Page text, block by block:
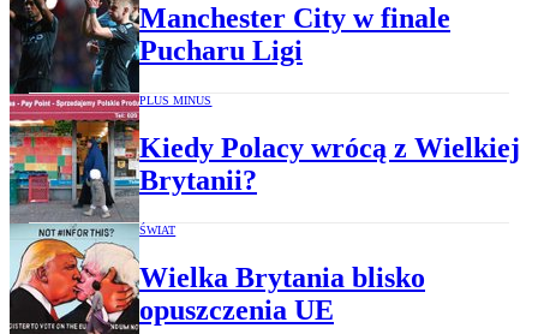
Manchester City w finale
Pucharu Ligi
PLUS MINUS
Kiedy Polacy wrócą z Wielkiej
Brytanii?
ŚWIAT
Wielka Brytania blisko
opuszczenia UE